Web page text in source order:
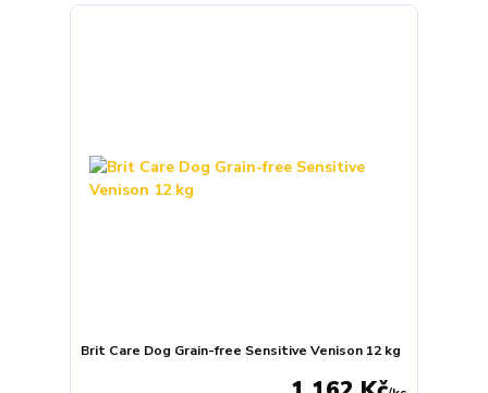
Brit Care Dog Grain-free Sensitive Venison 12 kg